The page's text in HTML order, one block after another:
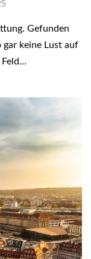
Gefunden
gar keine Lust auf